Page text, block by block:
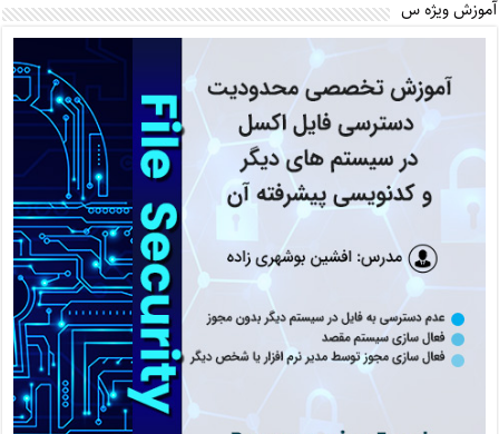
آموزش ویژه س